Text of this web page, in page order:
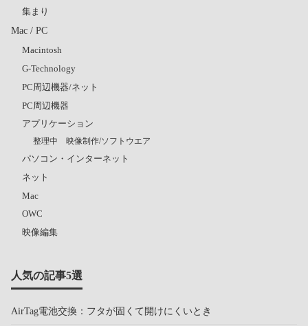
集まり
Mac / PC
Macintosh
G-Technology
PC周辺機器/ネット
PC周辺機器
アプリケーション
整理中 映像制作/ソフトウエア
パソコン・インターネット
ネット
Mac
OWC
映像編集
人気の記事5選
AirTag電池交換：フタが固くて開けにくいとき